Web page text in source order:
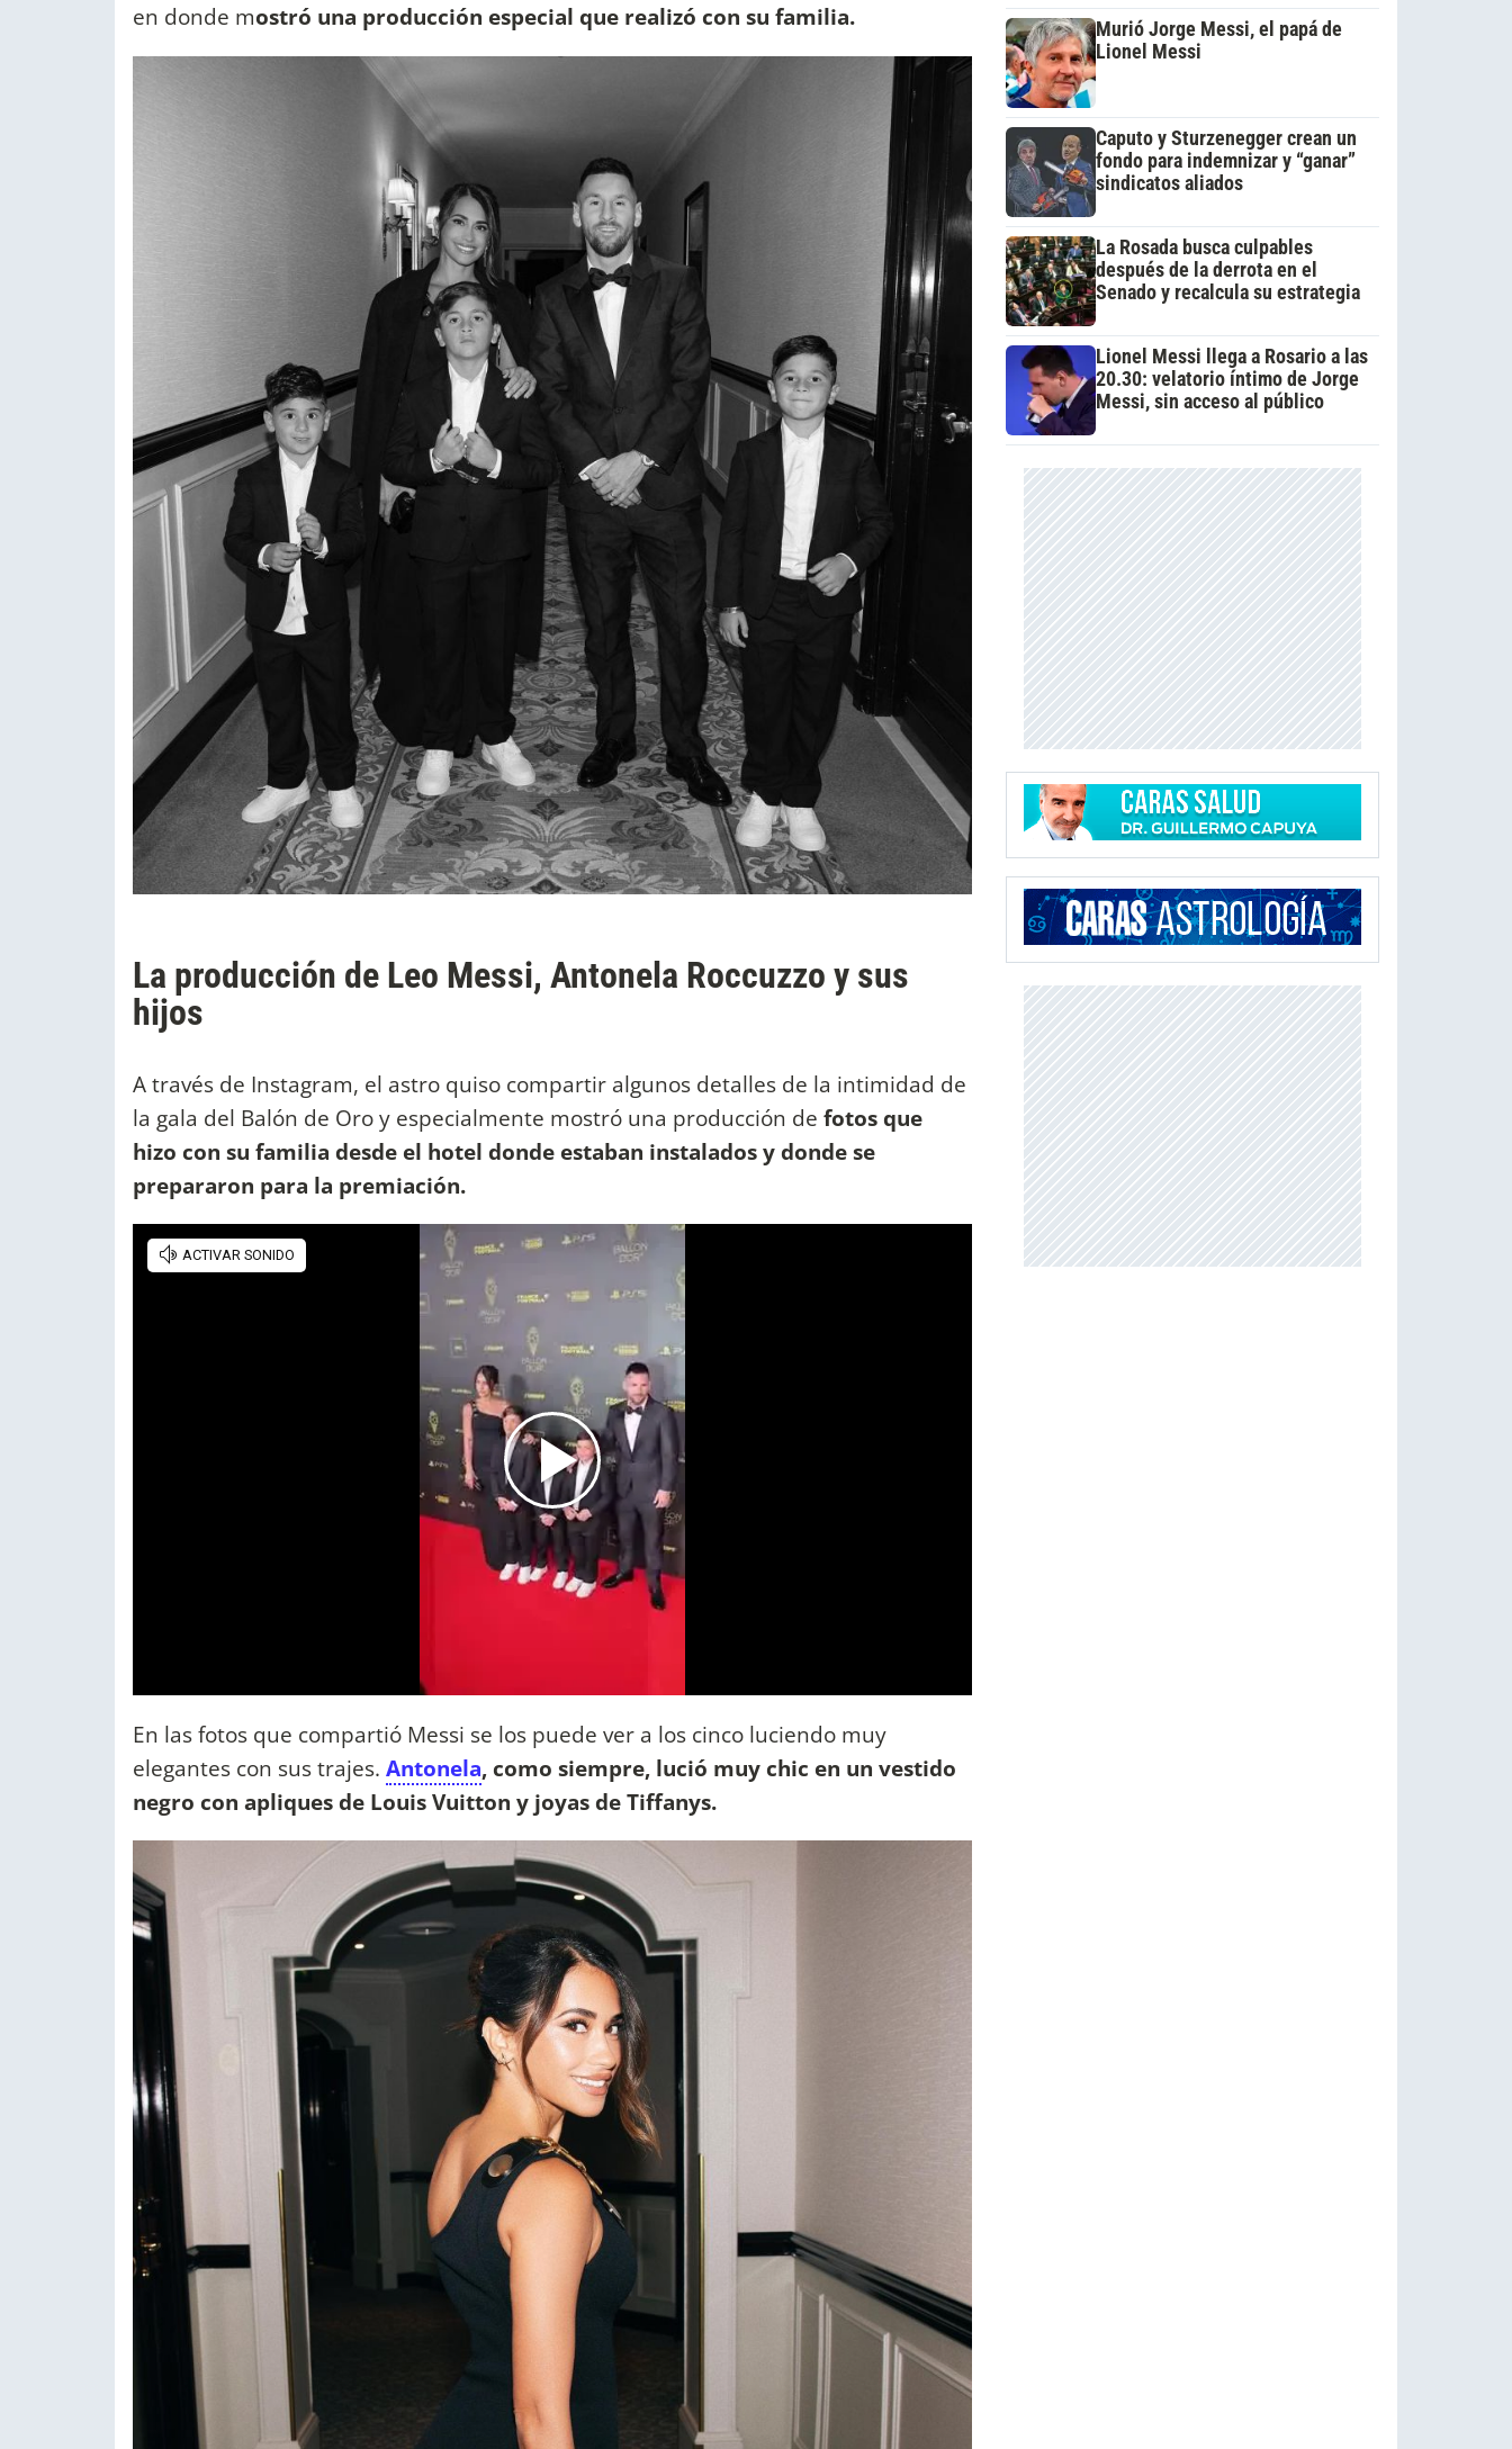
en donde mostró una producción especial que realizó con su familia.
La producción de Leo Messi, Antonela Roccuzzo y sus
hijos
A través de Instagram, el astro quiso compartir algunos detalles de la intimidad de
la gala del Balón de Oro y especialmente mostró una producción de fotos que
hizo con su familia desde el hotel donde estaban instalados y donde se
prepararon para la premiación.
En las fotos que compartió Messi se los puede ver a los cinco luciendo muy
elegantes con sus trajes. Antonela, como siempre, lució muy chic en un vestido
negro con apliques de Louis Vuitton y joyas de Tiffanys.
Murió Jorge Messi, el papá de
Lionel Messi
Caputo y Sturzenegger crean un
fondo para indemnizar y “ganar”
sindicatos aliados
La Rosada busca culpables
después de la derrota en el
Senado y recalcula su estrategia
Lionel Messi llega a Rosario a las
20.30: velatorio íntimo de Jorge
Messi, sin acceso al público